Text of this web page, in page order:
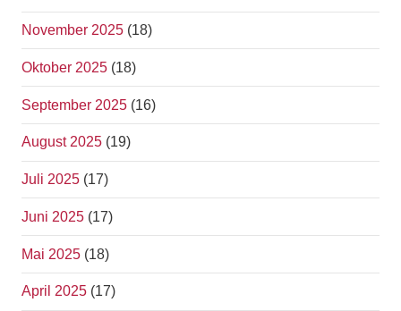
November 2025 (18)
Oktober 2025 (18)
September 2025 (16)
August 2025 (19)
Juli 2025 (17)
Juni 2025 (17)
Mai 2025 (18)
April 2025 (17)